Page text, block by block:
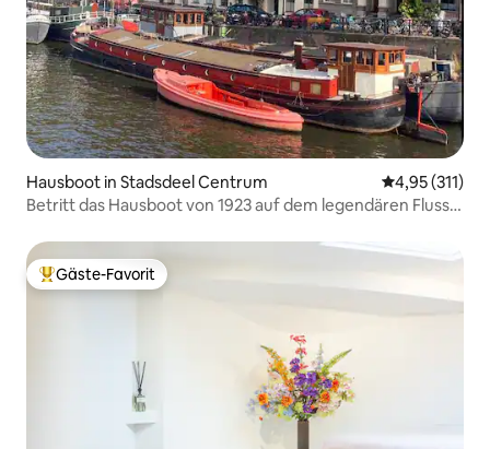
Hausboot in Stadsdeel Centrum
4,95 (311)
Betritt das Hausboot von 1923 auf dem legendären Fluss
Beliebter Gäste-Favorit.
Gäste-Favorit